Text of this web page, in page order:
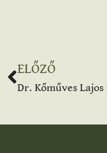
ELŐZŐ
Dr. Kőműves